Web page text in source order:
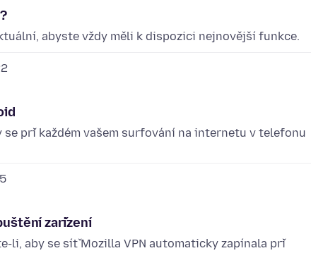
abyste vždy měli k dispozici nejnovější funkce.
při každém vašem surfování na internetu v telefonu
zařízení
li, aby se síť Mozilla VPN automaticky zapínala při